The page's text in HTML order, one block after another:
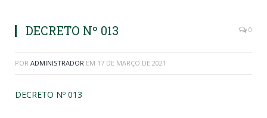
DECRETO Nº 013 0
POR ADMINISTRADOR EM 17 DE MARÇO DE 2021
DECRETO Nº 013